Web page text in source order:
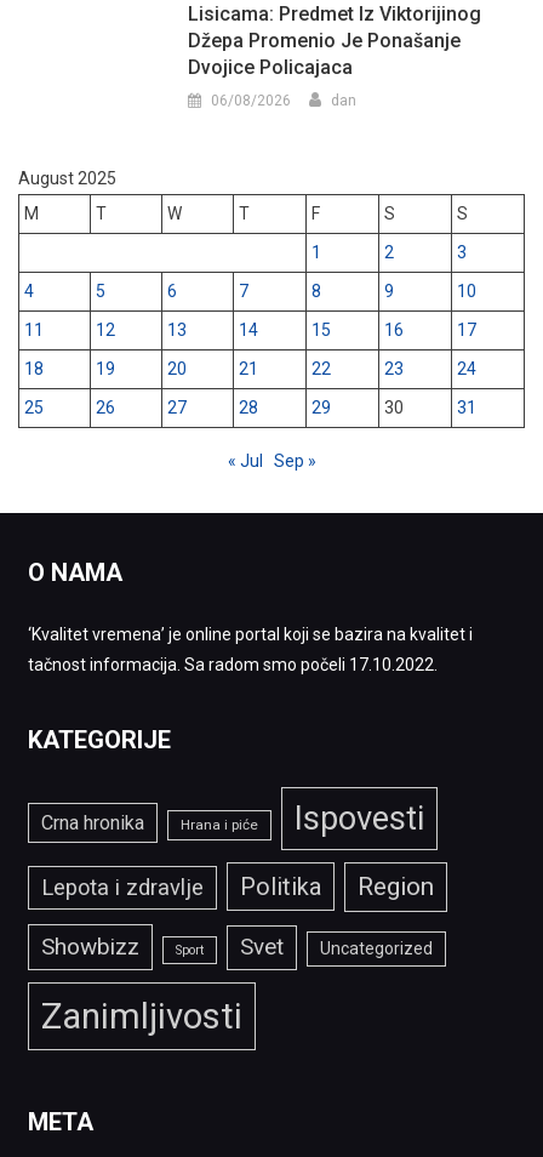
Lisicama: Predmet Iz Viktorijinog
Džepa Promenio Je Ponašanje
Dvojice Policajaca
06/08/2026 dan
August 2025
M
T W T F S
S
1
2
3
4
5 6 7 8 9
10
11
12 13 14 15 16
17
18
19 20 21 22 23
24
25
26 27 28 29 30 31
« Jul Sep »
O NAMA
‘Kvalitet vremena’ je online portal koji se bazira na kvalitet i
tačnost informacija. Sa radom smo počeli 17.10.2022.
KATEGORIJE
Crna hronika Hrana i piće Ispovesti
Lepota i zdravlje Politika Region
Showbizz Sport Svet Uncategorized
Zanimljivosti
META